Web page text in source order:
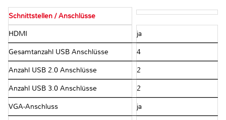
Schnittstellen / Anschlüsse
HDMI ja
Gesamtanzahl USB Anschlüsse 4
Anzahl USB 2.0 Anschlüsse 2
Anzahl USB 3.0 Anschlüsse 2
VGA-Anschluss ja